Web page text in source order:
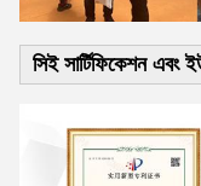
সিই সার্টিফিকেশন এবং